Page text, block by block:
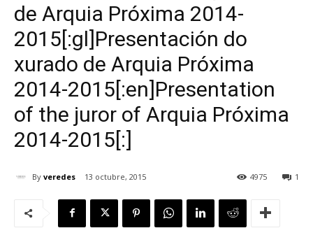
de Arquia Próxima 2014-
2015[:gl]Presentación do
xurado de Arquia Próxima
2014-2015[:en]Presentation
of the juror of Arquia Próxima
2014-2015[:]
By veredes 13 octubre, 2015 1
4975